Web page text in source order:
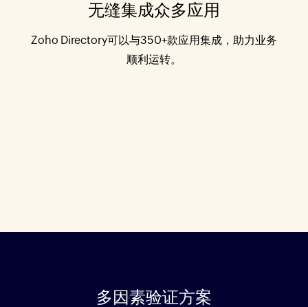
无缝集成众多应用
Zoho Directory可以与350+款应用集成，助力业务
顺利运转。
多因素验证方案